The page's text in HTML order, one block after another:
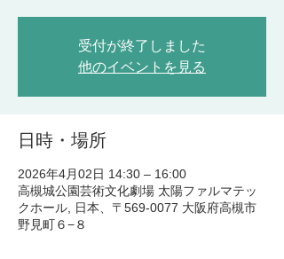
受付が終了しました
他のイベントを見る
日時・場所
2026年4月02日 14:30 – 16:00
高槻城公園芸術文化劇場 太陽ファルマテッ
クホール, 日本、〒569-0077 大阪府高槻市
野見町６−８